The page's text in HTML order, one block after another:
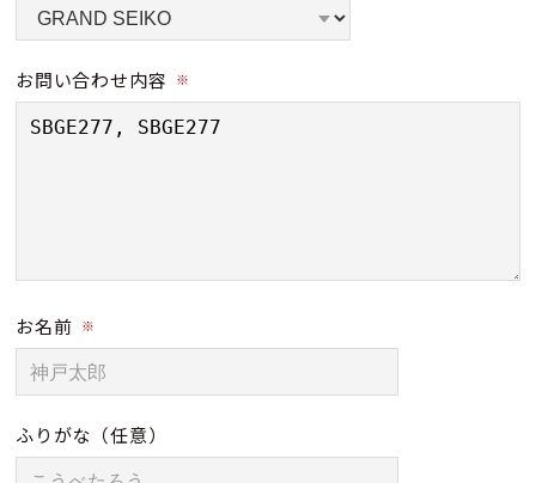
お問い合わせ内容 ※
お名前 ※
ふりがな （任意）